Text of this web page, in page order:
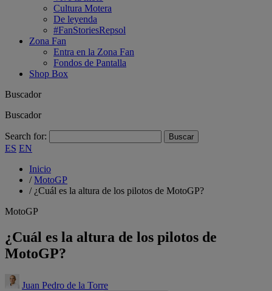
Cultura Motera
De leyenda
#FanStoriesRepsol
Zona Fan
Entra en la Zona Fan
Fondos de Pantalla
Shop Box
Buscador
Buscador
Search for:
ES EN
Inicio
/MotoGP
/ ¿Cuál es la altura de los pilotos de MotoGP?
MotoGP
¿Cuál es la altura de los pilotos de
MotoGP?
Juan Pedro de la Torre